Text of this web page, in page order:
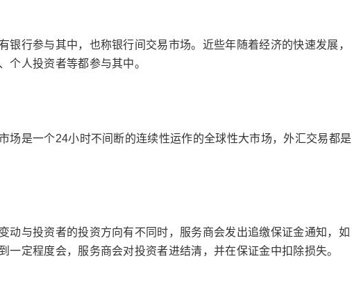
行参与其中，也称银行间交易市场。近些年随着经济的快速发展，
个人投资者等都参与其中。
是一个24小时不间断的连续性运作的全球性大市场，外汇交易都是
与投资者的投资方向有不同时，服务商会发出追缴保证金通知，如
一定程度会，服务商会对投资者进结清，并在保证金中扣除损失。